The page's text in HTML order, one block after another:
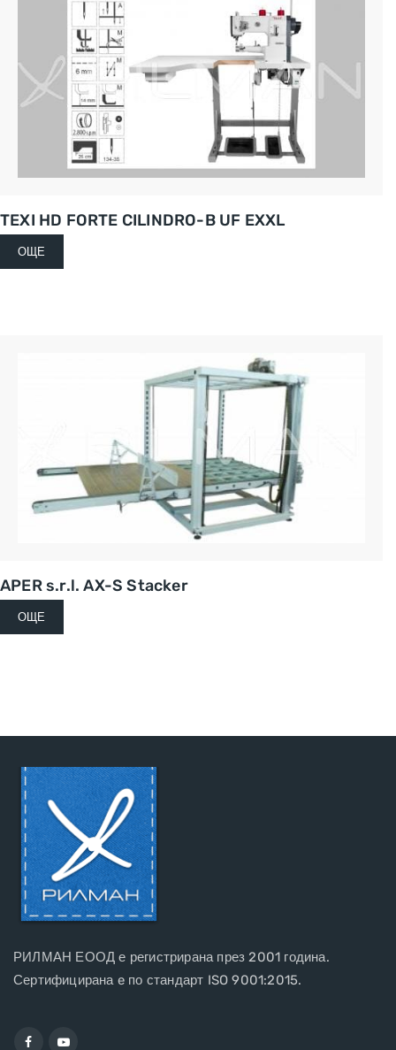
TEXI HD FORTE CILINDRO-B UF EXXL
ОЩЕ
APER s.r.l. AX-S Stacker
ОЩЕ
РИЛМАН ЕООД е регистрирана през 2001 година.
Сертифицирана e по стандарт ISO 9001:2015.